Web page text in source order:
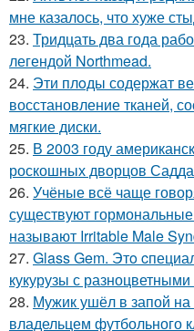
мне казалось, что хуже
23. Тридцать два года
легендой Northmead.
24. Эти плoды содержат
восстановление тканей,
мягкие диски.
25. В 2003 году
роскошных дворцов
26. Учёные всё чаще
существуют
называют Irritable Male
27. Glass Gem. Этo
кукурузы с
28. Мужик ушёл в запой на
владельцем футбольного